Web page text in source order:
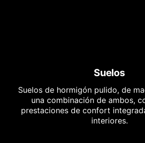
Suelos
Suelos de hormigón pulido, de
una combinación de ambos,
prestaciones de confort
interiores.